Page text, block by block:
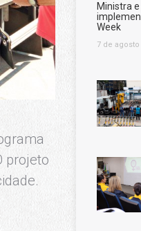
projeto
Ministra
Week
7 de agosto